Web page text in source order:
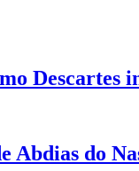
Descartes
Abdias do